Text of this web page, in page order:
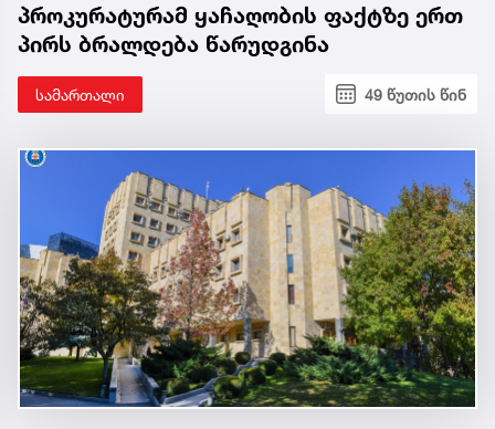
პროკურატურამ ყაჩაღობის ფაქტზე ერთ
პირს ბრალდება წარუდგინა
სამართალი 49 წუთის წინ